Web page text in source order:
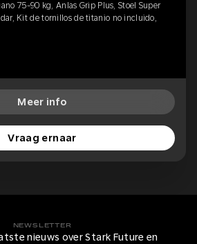
75-90 kg, Anlas Grip Plus, Stoel Super
Kit de tornillos de titanio no incluido,
Meer info
Vraag ernaar
NEWSLETTER
nieuws over Stark Future en